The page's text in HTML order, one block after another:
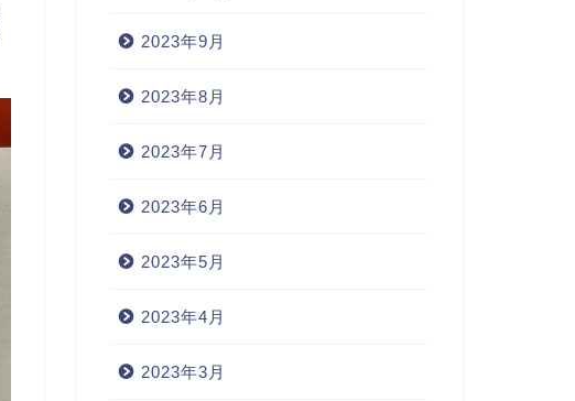
2023年9月
2023年8月
2023年7月
2023年6月
2023年5月
2023年4月
2023年3月